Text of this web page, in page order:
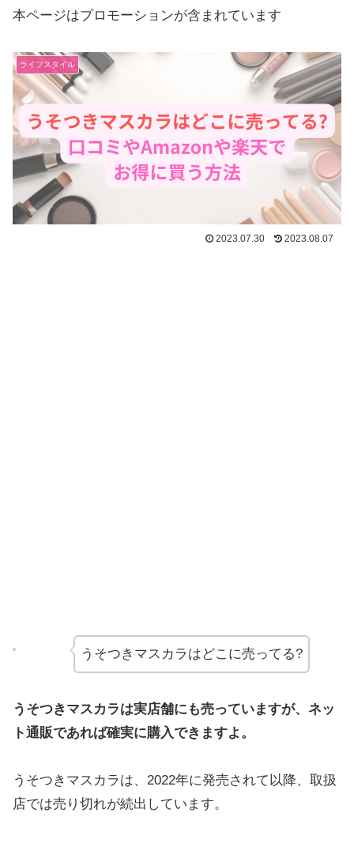
本ページはプロモーションが含まれています
ライフスタイル
2023.07.30 2023.08.07
うそつきマスカラはどこに売ってる?
うそつきマスカラは実店舗にも売っていますが、ネッ
ト通販であれば確実に購入できますよ。
うそつきマスカラは、2022年に発売されて以降、取扱
店では売り切れが続出しています。